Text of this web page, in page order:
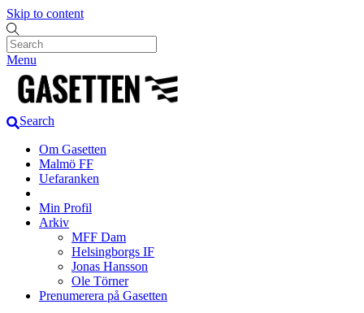
Skip to content
Menu
Search
Om Gasetten
Malmö FF
Uefaranken
Min Profil
Arkiv
MFF Dam
Helsingborgs IF
Jonas Hansson
Ole Törner
Prenumerera på Gasetten